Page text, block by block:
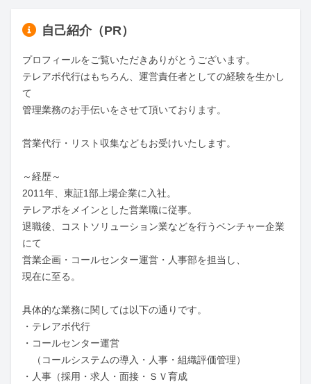
自己紹介（PR）
プロフィールをご覧いただきありがとうございます。
テレアポ代行はもちろん、運営責任者としての経験を生かし
て
管理業務のお手伝いをさせて頂いております。
営業代行・リスト収集などもお受けいたします。
～経歴～
2011年、東証1部上場企業に入社。
テレアポをメインとした営業職に従事。
退職後、コストソリューション業などを行うベンチャー企業
にて
営業企画・コールセンター運営・人事部を担当し、
現在に至る。
具体的な業務に関しては以下の通りです。
・テレアポ代行
・コールセンター運営
（コールシステムの導入・人事・組織評価管理）
・人事（採用・求人・面接・ＳＶ育成